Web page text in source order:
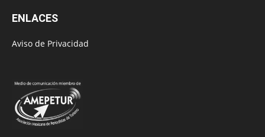
ENLACES
Aviso de Privacidad